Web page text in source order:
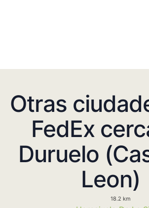
Otras
FedEx
Duruelo
Leon)
18.2 km